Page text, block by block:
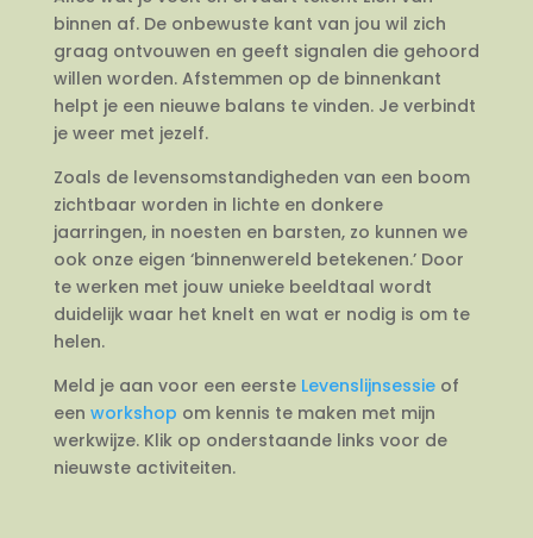
binnen af. De onbewuste kant van jou wil zich
graag ontvouwen en geeft signalen die gehoord
willen worden. Afstemmen op de binnenkant
helpt je een nieuwe balans te vinden. Je verbindt
je weer met jezelf.
Zoals de levensomstandigheden van een boom
zichtbaar worden in lichte en donkere
jaarringen, in noesten en barsten, zo kunnen we
ook onze eigen ‘binnenwereld betekenen.’ Door
te werken met jouw unieke beeldtaal wordt
duidelijk waar het knelt en wat er nodig is om te
helen.
Meld je aan voor een eerste Levenslijnsessieof
een workshop om kennis te maken met mijn
werkwijze. Klik op onderstaande links voor de
nieuwste activiteiten.